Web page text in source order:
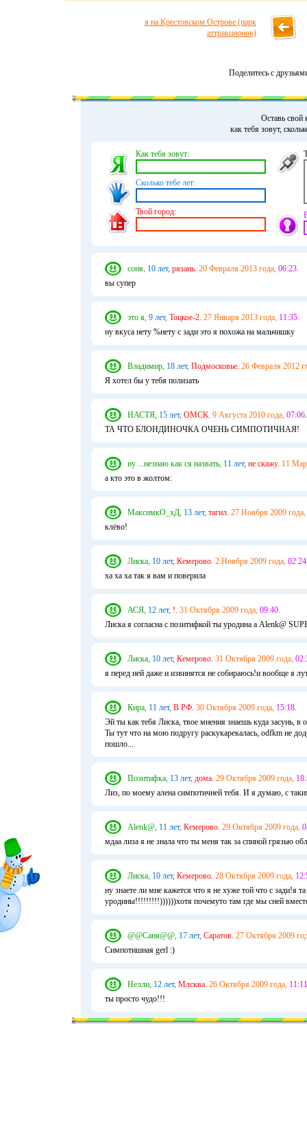
я на Крестовском Острове (парк
аттракционов)
Поделитесь с
Оставь свой
как тебя зовут,
Как тебя зовут:
Сколько тебе лет:
Твой город:
соня, 10 лет, рязань. 20 Февраля 2013 года, 06:23.
вы супер
это я, 9 лет, Тоцкое-2. 27 Января 2013 года, 11:35.
ну вкуса нету %нету с зади это я похожа на мальчишку
Владимир, 18 лет, Подмосковье. 26 Февраля 2012
Я хотел бы у тебя полизать
НАСТЯ, 15 лет, ОМСК. 9 Августа 2010 года, 07:06.
ТА ЧТО БЛОНДИНОЧКА ОЧЕНЬ СИМПОТИЧНАЯ!
ну ...незнаю как ся назвать, 11 лет, не скажу. 11
а кто это в жолтом:
МаксимкО_хД, 13 лет, тагил. 27 Ноября 2009 года,
клёво!
Лиска, 10 лет, Кемерово. 2 Ноября 2009 года,
ха ха ха так я вам и поверила
АСЯ, 12 лет, !. 31 Октября 2009 года, 09:40.
Лиска я согласна с позитифкой ты уродина а Аlenk@
Лиска, 10 лет, Кемерово. 31 Октября 2009 года,
я перед ней даже и извинятся не собираюсь!и вообще я
Кира, 11 лет, В РФ. 30 Октября 2009 года, 15:18.
Эй ты как тебя Лиска, твое мнения знаешь куда засунь,
Ты тут что на мою подругу раскукарекалась, odfkm не
пошло...
Позитифка, 13 лет, дома. 29 Октября 2009 года,
Лиз, по моему алена симпотичней тебя. И я думаю, с
Alenk@, 11 лет, Кемерово. 29 Октября 2009 года,
мдаа лиза я не знала что ты меня так за спиной грязью
Лиска, 10 лет, Кемерово. 28 Октября 2009 года,
ну знаете ли мне кажется что я не хуже той что с зади!я
уродины!!!!!!!!!))))))хотя почемуто там где мы сней
@@Саня@@, 17 лет, Саратов. 27 Октября 2009
Симпотишная gerl :)
Нелли, 12 лет, Млсква. 26 Октября 2009 года,
ты просто чудо!!!